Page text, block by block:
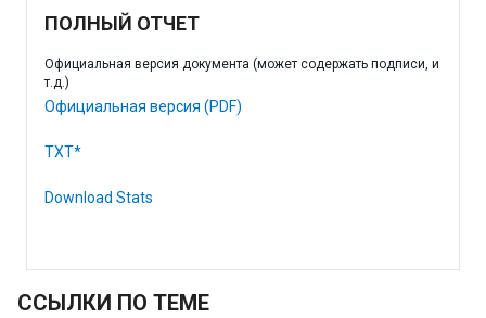
ПОЛНЫЙ ОТЧЕТ
Официальная версия документа (может содержать подписи, и
т.д.)
Официальная версия (PDF)
TXT*
Download Stats
ССЫЛКИ ПО ТЕМЕ